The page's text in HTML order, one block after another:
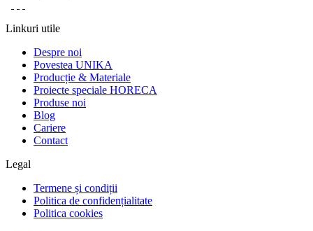
Linkuri utile
Despre noi
Povestea UNIKA
Producție & Materiale
Proiecte speciale HORECA
Produse noi
Blog
Cariere
Contact
Legal
Termene și condiții
Politica de confidențialitate
Politica cookies